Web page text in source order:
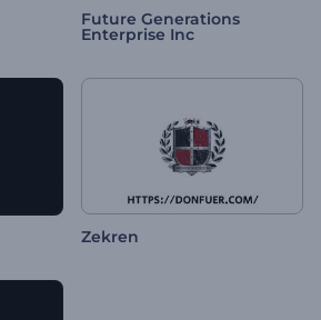
Future Generations
Enterprise Inc
Zekren